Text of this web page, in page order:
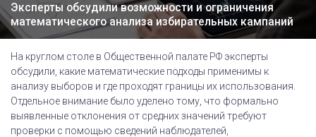
Эксперты обсудили возможности и ограничения
математического анализа избирательных кампаний
На круглом столе в Общественной палате РФ эксперты
обсудили, какие математические подходы применимы к
анализу выборов и где проходят границы их использования.
Отдельное внимание было уделено тому, что формально
выявленные отклонения от средних значений требуют
проверки с помощью сведений наблюдателей,